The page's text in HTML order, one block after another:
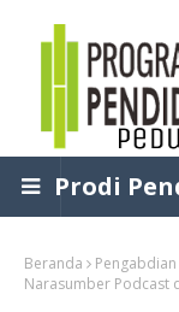
Prodi
Beranda Pengabdian
Narasumber Podcast